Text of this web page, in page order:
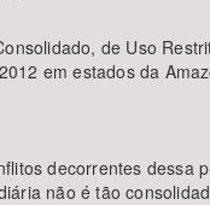
de Uso
em estados da
decorrentes dessa
não é tão